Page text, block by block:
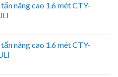
nâng cao 1.6 mét CTY-
nâng cao 1.6 mét CTY-